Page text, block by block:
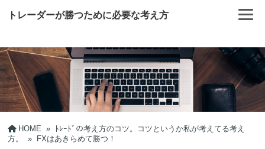
トレーダーが勝つために必要な考え方
HOME »
ﾄﾚｰﾄﾞの考え方のコツ。コツというか私が考えてる考え
方。
» FXはあきらめて勝つ！